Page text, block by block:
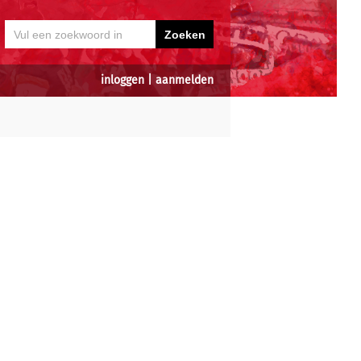
inloggen aanmelden